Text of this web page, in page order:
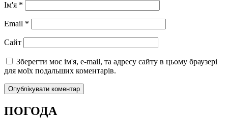
Ім'я *
Email *
Сайт
Зберегти моє ім'я, e-mail, та адресу сайту в цьому браузері
для моїх подальших коментарів.
ПОГОДА